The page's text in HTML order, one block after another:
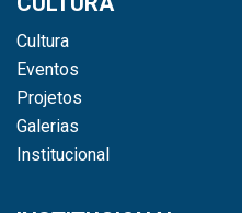
Cultura
Eventos
Projetos
Galerias
Institucional